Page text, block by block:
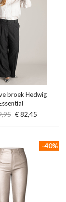
broek Hedwig
€ 82,45
-40%